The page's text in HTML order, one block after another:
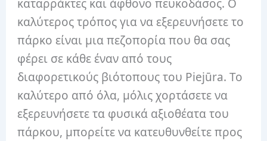
καταρράκτες και άφθονο πευκοδάσος. Ο
καλύτερος τρόπος για να εξερευνήσετε το
πάρκο είναι μια πεζοπορία που θα σας
φέρει σε κάθε έναν από τους
διαφορετικούς βιότοπους του Piejūra.Το
καλύτερο από όλα, μόλις χορτάσετε να
εξερευνήσετε τα φυσικά αξιοθέατα του
πάρκου, μπορείτε να κατευθυνθείτε προς